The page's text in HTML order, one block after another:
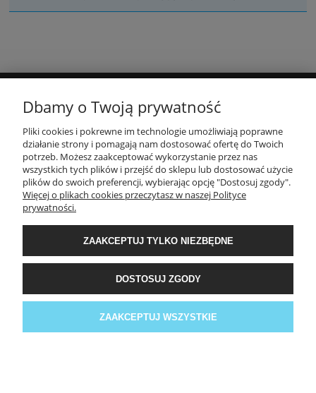
POMOC
MOJE KONTO
PŁATNOŚCI I DOSTAWA
INFORMACJE
O NAS
Dbamy o Twoją prywatność
Pliki cookies i pokrewne im technologie umożliwiają poprawne
działanie strony i pomagają nam dostosować ofertę do Twoich
potrzeb. Możesz zaakceptować wykorzystanie przez nas
wszystkich tych plików i przejść do sklepu lub dostosować użycie
plików do swoich preferencji, wybierając opcję "Dostosuj zgody".
Więcej o plikach cookies przeczytasz w naszej Polityce
prywatności.
ZAAKCEPTUJ TYLKO NIEZBĘDNE
DOSTOSUJ ZGODY
ZAAKCEPTUJ WSZYSTKIE